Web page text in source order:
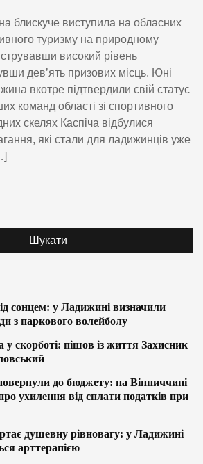
блискуче виступила на обласних
туризму на природному
високий рівень
дев’ять призових місць. Юні
вкотре підтвердили свій статус
команд області зі спортивного
скелях Каспіча відбулися
які стали для ладижинців уже
сонцем: у Ладижині визначили
з паркового волейболу
у скорботі: пішов із життя Захисник
до бюджету: на Вінниччині
ухилення від сплати податків при
душевну рівновагу: у Ладижині
арттерапією